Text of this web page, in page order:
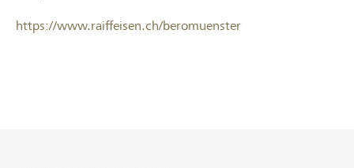
https://www.raiffeisen.ch/beromuenster